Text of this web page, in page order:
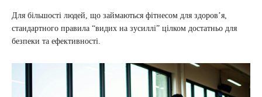
Для більшості людей, що займаються фітнесом для здоров’я,
стандартного правила “видих на зусиллі” цілком достатньо для
безпеки та ефективності.